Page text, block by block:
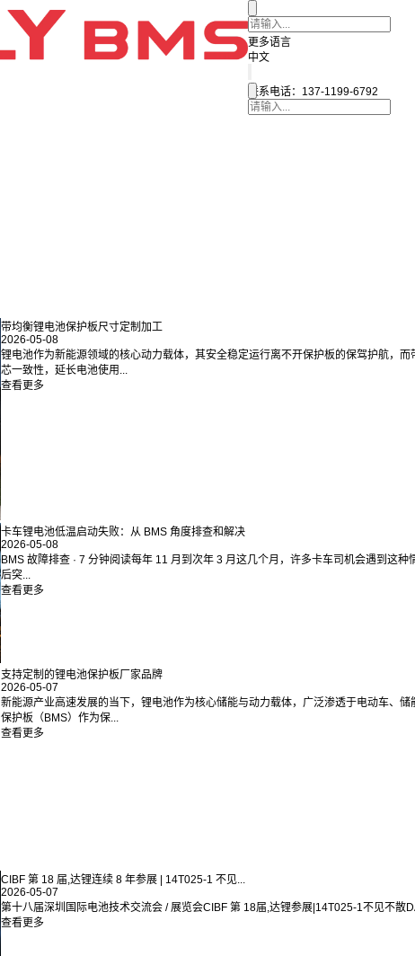
更多语言
中文
联系电话：137-1199-6792
带均衡锂电池保护板尺寸定制加工
2026-05-08
锂电池作为新能源领域的核心动力载体，其安全稳定运行离不开保护板的保驾护航，
芯一致性，延长电池使用...
查看更多
卡车锂电池低温启动失败：从 BMS 角度排查和解决
2026-05-08
BMS 故障排查 · 7 分钟阅读每年 11 月到次年 3 月这几个月，许多卡车司机会遇到这
后突...
查看更多
支持定制的锂电池保护板厂家品牌
2026-05-07
新能源产业高速发展的当下，锂电池作为核心储能与动力载体，广泛渗透于电动车、
保护板（BMS）作为保...
查看更多
CIBF 第 18 届,达锂连续 8 年参展 | 14T025-1 不见...
2026-05-07
第十八届深圳国际电池技术交流会 / 展览会CIBF 第 18届,达锂参展|14T025-1不见不散
查看更多